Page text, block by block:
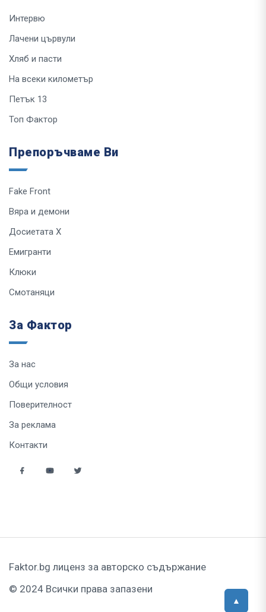
Интервю
Лачени цървули
Хляб и пасти
На всеки километър
Петък 13
Топ Фактор
Препоръчваме Ви
Fake Front
Вяра и демони
Досиетата Х
Емигранти
Клюки
Смотаняци
За Фактор
За нас
Общи условия
Поверителност
За реклама
Контакти
Faktor.bg лиценз за авторско съдържание
© 2024 Всички права запазени